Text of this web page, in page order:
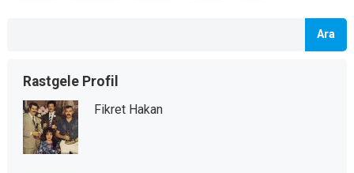
Ara
Rastgele Profil
Fikret Hakan